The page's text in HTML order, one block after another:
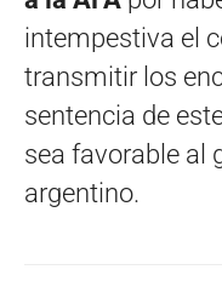
intempestiva el
transmitir los
sentencia de
sea favorable al
argentino.